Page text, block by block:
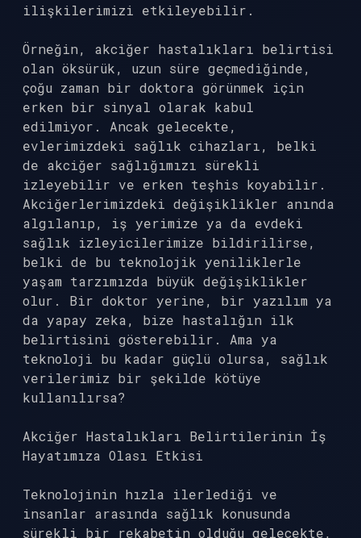
ilişkilerimizi etkileyebilir.
Örneğin, akciğer hastalıkları belirtisi
olan öksürük, uzun süre geçmediğinde,
çoğu zaman bir doktora görünmek için
erken bir sinyal olarak kabul
edilmiyor. Ancak gelecekte,
evlerimizdeki sağlık cihazları, belki
de akciğer sağlığımızı sürekli
izleyebilir ve erken teşhis koyabilir.
Akciğerlerimizdeki değişiklikler anında
algılanıp, iş yerimize ya da evdeki
sağlık izleyicilerimize bildirilirse,
belki de bu teknolojik yeniliklerle
yaşam tarzımızda büyük değişiklikler
olur. Bir doktor yerine, bir yazılım ya
da yapay zeka, bize hastalığın ilk
belirtisini gösterebilir. Ama ya
teknoloji bu kadar güçlü olursa, sağlık
verilerimiz bir şekilde kötüye
kullanılırsa?
Akciğer Hastalıkları Belirtilerinin İş
Hayatımıza Olası Etkisi
Teknolojinin hızla ilerlediği ve
insanlar arasında sağlık konusunda
sürekli bir rekabetin olduğu gelecekte,